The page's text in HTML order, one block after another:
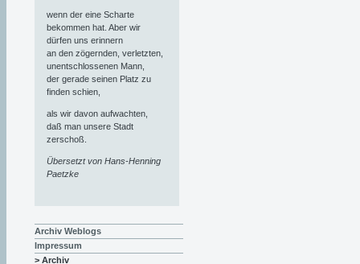
wenn der eine Scharte
bekommen hat. Aber wir
dürfen uns erinnern
an den zögernden, verletzten,
unentschlossenen Mann,
der gerade seinen Platz zu
finden schien,
als wir davon aufwachten,
daß man unsere Stadt
zerschoß.
Übersetzt von Hans-Henning
Paetzke
Archiv Weblogs
Impressum
> Archiv